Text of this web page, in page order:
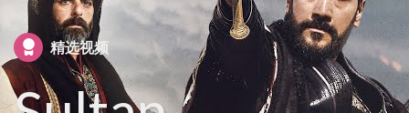
精选视频